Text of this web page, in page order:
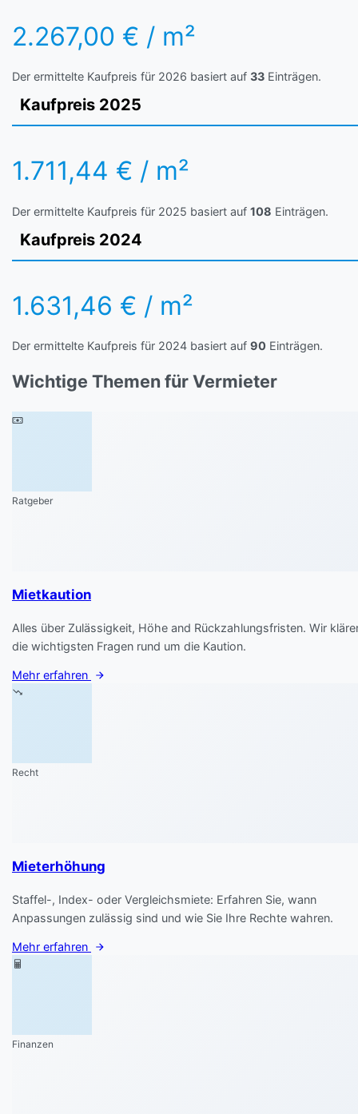
2.267,00 € / m²
Der ermittelte Kaufpreis für 2026 basiert auf 33 Einträgen.
Kaufpreis 2025
1.711,44 € / m²
Der ermittelte Kaufpreis für 2025 basiert auf 108 Einträgen.
Kaufpreis 2024
1.631,46 € / m²
Der ermittelte Kaufpreis für 2024 basiert auf 90 Einträgen.
Wichtige Themen für Vermieter
Ratgeber
Mietkaution
Alles über Zulässigkeit, Höhe and Rückzahlungsfristen. Wir
die wichtigsten Fragen rund um die Kaution.
Mehr erfahren
Recht
Mieterhöhung
Staffel-, Index- oder Vergleichsmiete: Erfahren Sie, wann
Anpassungen zulässig sind und wie Sie Ihre Rechte wahren.
Mehr erfahren
Finanzen